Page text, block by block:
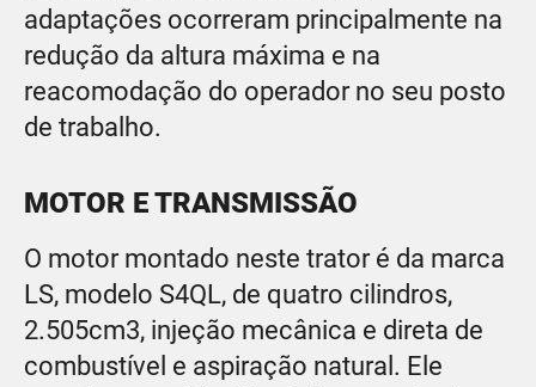
adaptações ocorreram principalmente na
redução da altura máxima e na
reacomodação do operador no seu posto
de trabalho.
MOTOR E TRANSMISSÃO
O motor montado neste trator é da marca
LS, modelo S4QL, de quatro cilindros,
2.505cm3, injeção mecânica e direta de
combustível e aspiração natural. Ele